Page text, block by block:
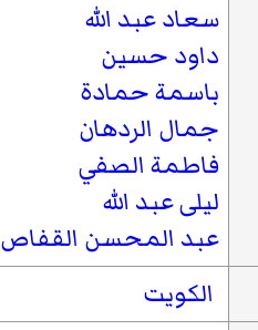
سعاد عبد الله
داود حسين
باسمة حمادة
جمال الردهان
فاطمة الصفي
ليلى عبد الله
عبد المحسن القفاص
الكويت